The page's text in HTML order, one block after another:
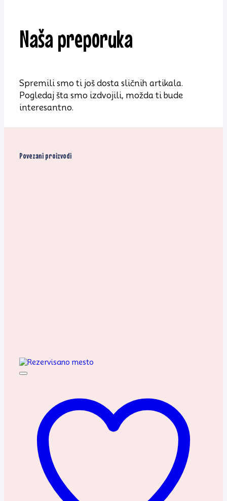
Naša preporuka
Spremili smo ti još dosta sličnih artikala.
Pogledaj šta smo izdvojili, možda ti bude
interesantno.
Povezani proizvodi